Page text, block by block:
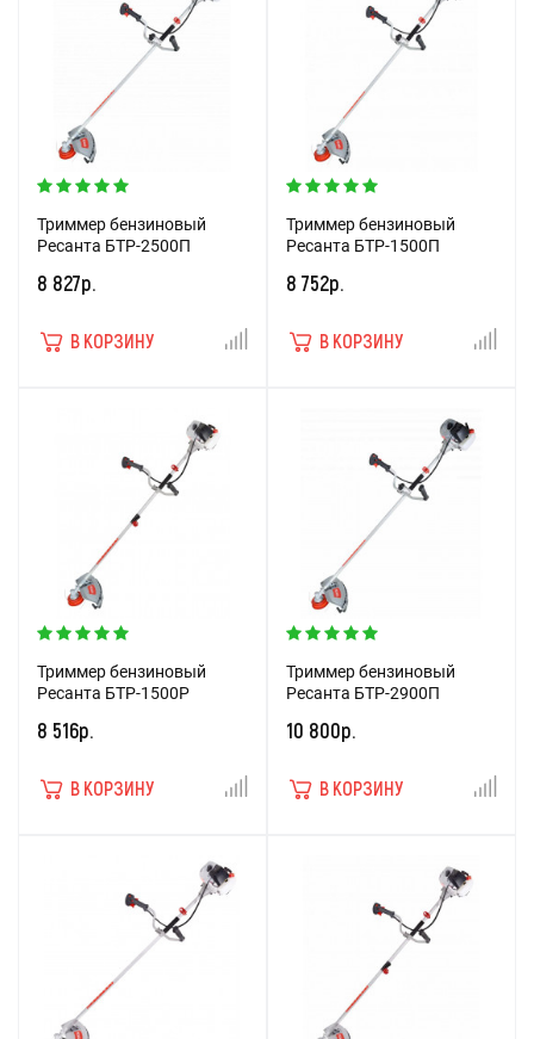
Триммер бензиновый
Ресанта БТР-2500П
8 827р.
В КОРЗИНУ
Триммер бензиновый
Ресанта БТР-1500П
8 752р.
В КОРЗИНУ
Триммер бензиновый
Ресанта БТР-1500Р
8 516р.
В КОРЗИНУ
Триммер бензиновый
Ресанта БТР-2900П
10 800р.
В КОРЗИНУ